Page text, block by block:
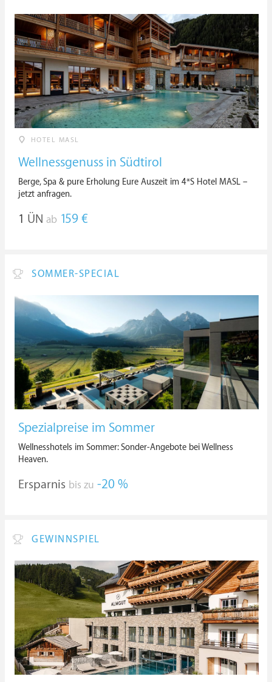
HOTEL MASL
Wellnessgenuss in Südtirol
Berge, Spa & pure Erholung Eure Auszeit im 4*S Hotel MASL –
jetzt anfragen.
1 ÜN ab 159 €
SOMMER-SPECIAL
Spezialpreise im Sommer
Wellnesshotels im Sommer: Sonder-Angebote bei Wellness
Heaven.
Ersparnis bis zu -20 %
GEWINNSPIEL